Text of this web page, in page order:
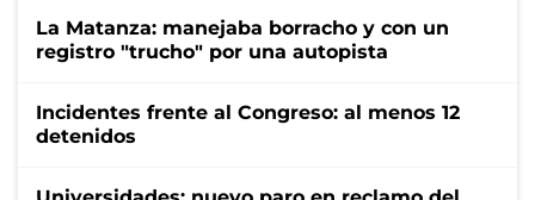
La Matanza: manejaba borracho y con un
registro "trucho" por una autopista
Incidentes frente al Congreso: al menos 12
detenidos